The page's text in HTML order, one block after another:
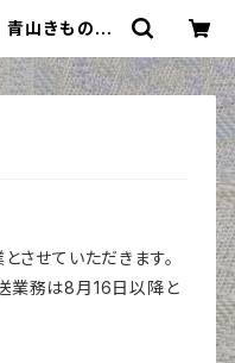
山きもの学
させていただきます。
業務は8月16日以降と